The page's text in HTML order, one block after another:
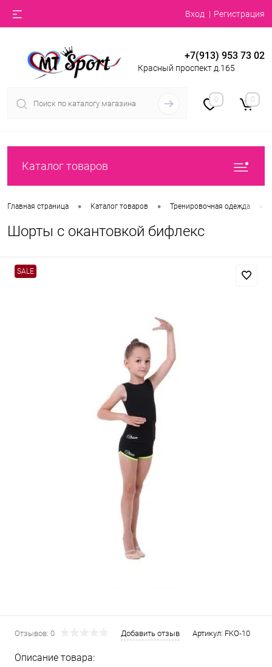
Вход Регистрация
+7(913) 953 73 02
Красный проспект д.165
0 0
Каталог товаров
Главная страница • Каталог товаров • Тренировочная одежда
Шорты с окантовкой бифлекс
SALE
Отзывов: 0 Добавить отзыв Артикул: FKO-10
Описание товара: